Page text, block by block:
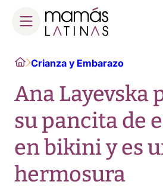
content
HomeCrianza y Embarazo
Ana Layevska
su pancita de
en bikini y es
hermosura